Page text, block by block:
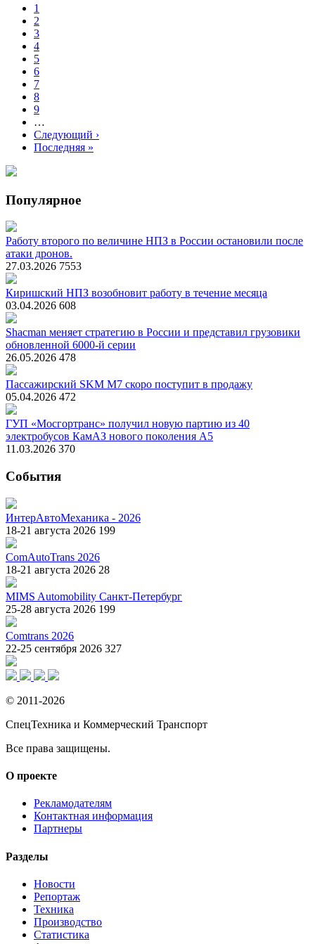
Нумерация
страниц
Страница
1
Страница
2
Страница
3
Страница
4
Страница
5
Страница
6
Страница
7
Страница
8
Страница
9
…
Следующая
страница
Следующий ›
Последняя
Последняя »
Популярное
Работу второго по величине НПЗ в России остановили после
атаки дронов.
27.03.2026 7553
Киришский НПЗ возобновит работу в течение месяца
03.04.2026 608
Shacman меняет стратегию в России и представил грузовики
обновленной 6000-й серии
26.05.2026 478
Пассажирский SKM M7 скоро поступит в продажу
05.04.2026 472
ГУП «Мосгортранс» получил новую партию из 40
электробусов КамАЗ нового поколения А5
11.03.2026 370
События
ИнтерАвтоМеханика - 2026
18-21 августа 2026 199
ComAutoTrans 2026
18-21 августа 2026 28
MIMS Automobility Санкт-Петербург
25-28 августа 2026 199
Comtrans 2026
22-25 сентября 2026 327
© 2011-2026
СпецТехника и Коммерческий Транспорт
Все права защищены.
О проекте
Рекламодателям
Контактная информация
Партнеры
Разделы
Новости
Репортаж
Техника
Производство
Статистика